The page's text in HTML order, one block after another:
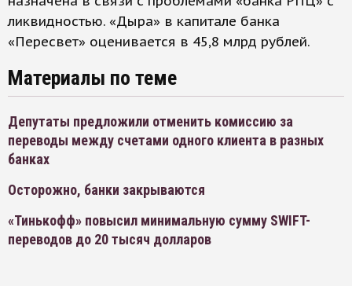
ликвидностью. «Дыра» в капитале банка
«Пересвет» оценивается в 45,8 млрд рублей.
Материалы по теме
Депутаты предложили отменить комиссию за
переводы между счетами одного клиента в разных
банках
Осторожно, банки закрываются
«Тинькофф» повысил минимальную сумму SWIFT-
переводов до 20 тысяч долларов